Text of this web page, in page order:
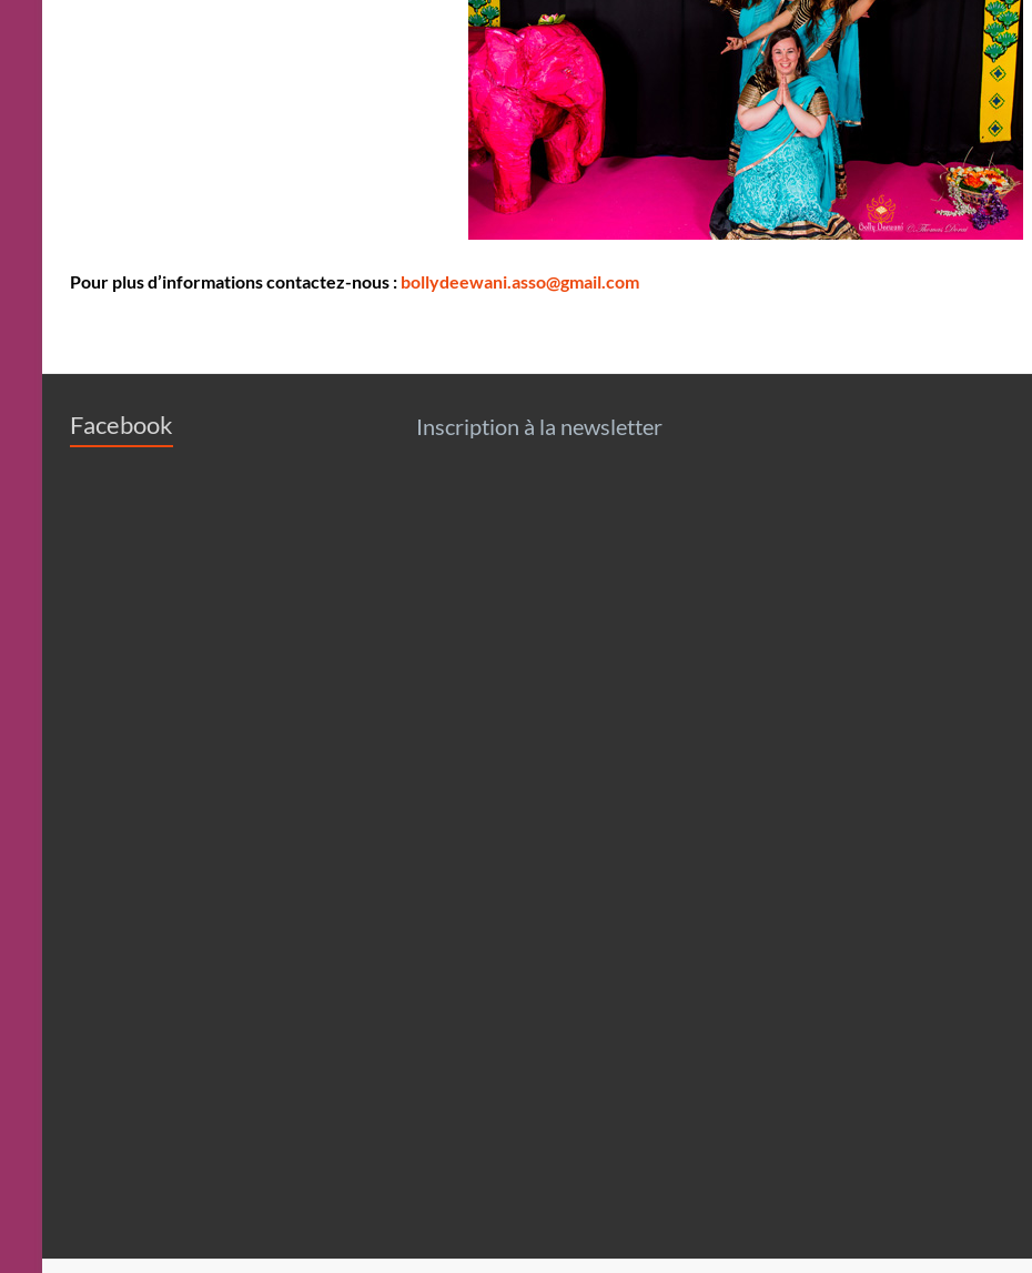
Pour plus d’informations contactez-nous : bollydeewani.asso@gmail.com
Facebook Inscription à la newsletter